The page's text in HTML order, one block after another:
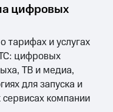
цифровых
тарифах и услугах
цифровых
ТВ и медиа,
для запуска и
компании